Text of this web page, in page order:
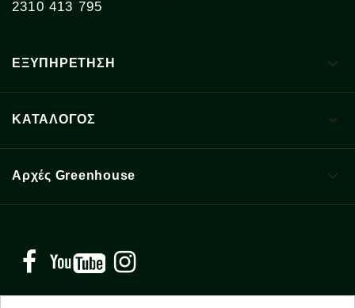
2310 413 795
ΕΞΥΠΗΡΕΤΗΣΗ 
ΚΑΤΑΛΟΓΟΣ 
Αρχές Greenhouse 
Facebook YouTube